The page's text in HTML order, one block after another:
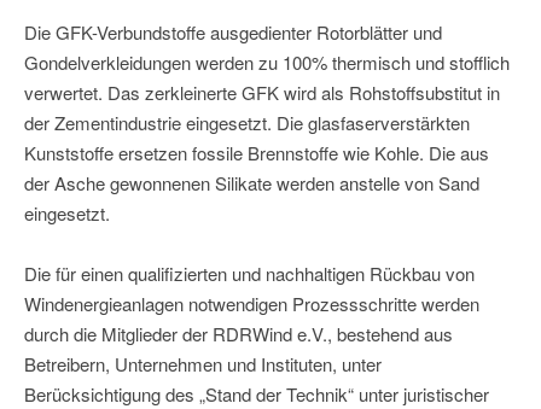
Die GFK-Verbundstoffe ausgedienter Rotorblätter und
Gondelverkleidungen werden zu 100% thermisch und stofflich
verwertet. Das zerkleinerte GFK wird als Rohstoffsubstitut in
der Zementindustrie eingesetzt. Die glasfaserverstärkten
Kunststoffe ersetzen fossile Brennstoffe wie Kohle. Die aus
der Asche gewonnenen Silikate werden anstelle von Sand
eingesetzt.
Die für einen qualifizierten und nachhaltigen Rückbau von
Windenergieanlagen notwendigen Prozessschritte werden
durch die Mitglieder der RDRWind e.V., bestehend aus
Betreibern, Unternehmen und Instituten, unter
Berücksichtigung des „Stand der Technik“ unter juristischer